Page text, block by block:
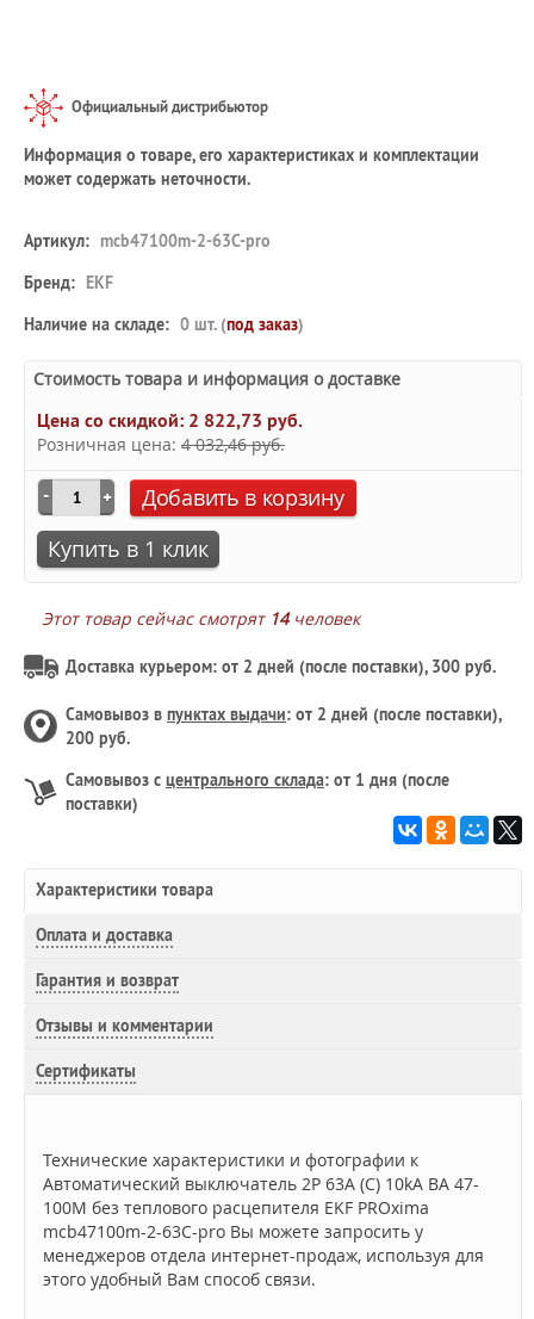
Официальный дистрибьютор
Информация о товаре, его характеристиках и комплектации
может содержать неточности.
Артикул: mcb47100m-2-63C-pro
Бренд: EKF
Наличие на складе: 0 шт. (под заказ)
Стоимость товара и информация о доставке
Цена со скидкой: 2 822,73 руб.
Розничная цена: 4 032,46 руб.
Добавить в корзину
Купить в 1 клик
Этот товар сейчас смотрят 14человек
Доставка курьером: от 2 дней (после поставки), 300 руб.
Самовывоз в пунктах выдачи: от 2 дней (после поставки),
200 руб.
Самовывоз с центрального склада: от 1 дня (после
поставки)
Характеристики товара
Оплата и доставка
Гарантия и возврат
Отзывы и комментарии
Сертификаты
Технические характеристики и фотографии к
Автоматический выключатель 2P 63А (C) 10kA ВА 47-
100M без теплового расцепителя EKF PROxima
mcb47100m-2-63C-pro Вы можете запросить у
менеджеров отдела интернет-продаж, используя для
этого удобный Вам способ связи.